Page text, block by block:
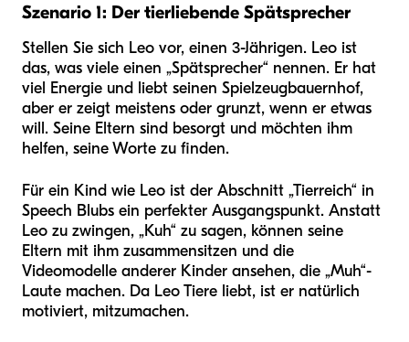
Szenario 1: Der tierliebende Spätsprecher
Stellen Sie sich Leo vor, einen 3-Jährigen. Leo ist
das, was viele einen „Spätsprecher“ nennen. Er hat
viel Energie und liebt seinen Spielzeugbauernhof,
aber er zeigt meistens oder grunzt, wenn er etwas
will. Seine Eltern sind besorgt und möchten ihm
helfen, seine Worte zu finden.
Für ein Kind wie Leo ist der Abschnitt „Tierreich“ in
Speech Blubs ein perfekter Ausgangspunkt. Anstatt
Leo zu zwingen, „Kuh“ zu sagen, können seine
Eltern mit ihm zusammensitzen und die
Videomodelle anderer Kinder ansehen, die „Muh“-
Laute machen. Da Leo Tiere liebt, ist er natürlich
motiviert, mitzumachen.